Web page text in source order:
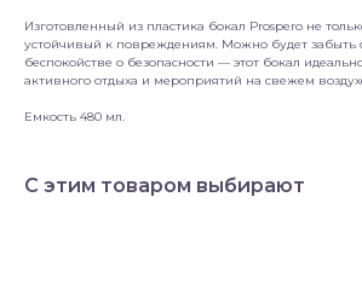
Изготовленный из пластика бокал Prospero не
устойчивый к повреждениям. Можно будет забыть
беспокойстве о безопасности — этот бокал
активного отдыха и мероприятий на свежем
Емкость 480 мл.
С этим товаром выбирают